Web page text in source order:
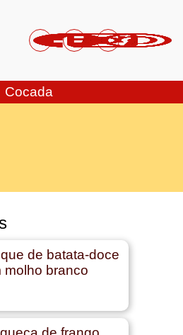
Cocada
de batata-doce
molho branco